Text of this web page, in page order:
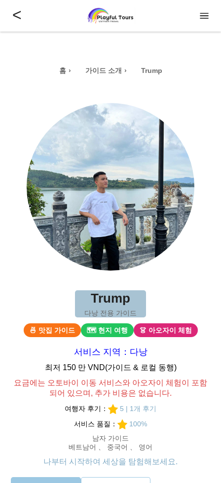
<
홈 가이드 소개 Trump
Trump
다낭 전용 가이드
🍜 맛집 가이드 🗺 현지 여행 👗 아오자이 체험
서비스 지역：다낭
최저 150 만 VND(가이드 & 로컬 동행)
요금에는 오토바이 이동 서비스와 아오자이 체험이 포함
되어 있으며, 추가 비용은 없습니다.
여행자 후기：
5 | 1개 후기
서비스 품질：
100%
남자 가이드
베트남어 、 중국어 、 영어
나부터 시작하여 세상을 탐험해보세요.